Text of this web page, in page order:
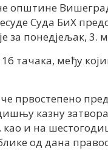
општине
Суда БиХ
за понедјељак,
тачака, међу
првостепено
казну
и на
од дана